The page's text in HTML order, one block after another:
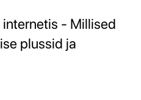
- Millised
plussid ja